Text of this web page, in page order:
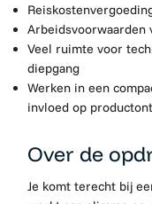
Arbeidsvoorwaarden
Veel ruimte voor
diepgang
Werken in een
invloed op
Over de
Je komt terecht bij